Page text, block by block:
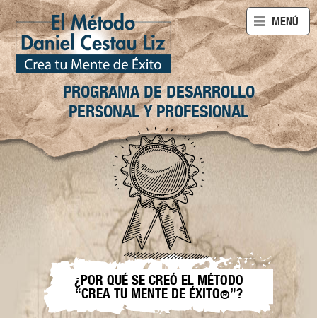
ABRIR
MENÚ
PROGRAMA DE DESARROLLO
PERSONAL Y PROFESIONAL
¿POR QUÉ SE CREÓ EL MÉTODO
“CREA TU MENTE DE ÉXITO®”?